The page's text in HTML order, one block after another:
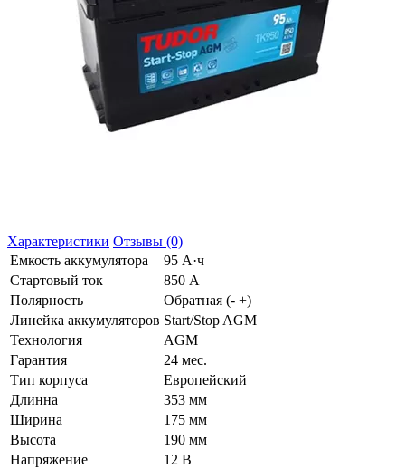
Характеристики Отзывы (0)
Емкость аккумулятора
95 А·ч
Стартовый ток
850 А
Полярность
Обратная (- +)
Линейка аккумуляторов Start/Stop AGM
Технология
AGM
Гарантия
24 мес.
Тип корпуса
Европейский
Длинна
353 мм
Ширина
175 мм
Высота
190 мм
Напряжение
12 В